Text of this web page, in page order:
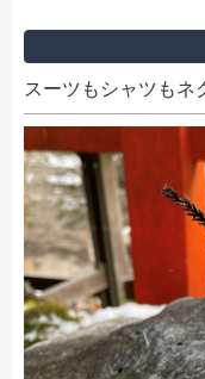
スーツもシャツもネ